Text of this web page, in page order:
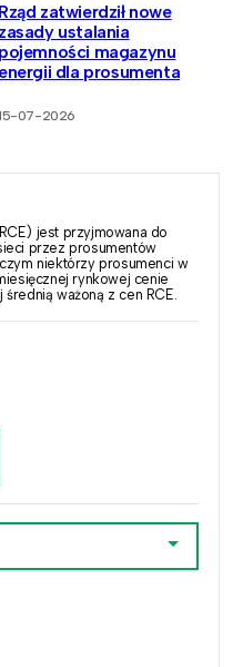
Rząd zatwierdził nowe
zasady ustalania
pojemności magazynu
energii dla prosumenta
07-2026
jest przyjmowana do
przez prosumentów
niektórzy prosumenci w
rynkowej cenie
ważoną z cen RCE.